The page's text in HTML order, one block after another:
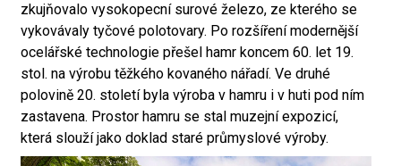
zkujňovalo vysokopecní surové železo, ze kterého se
vykovávaly tyčové polotovary. Po rozšíření modernější
ocelářské technologie přešel hamr koncem 60. let 19.
stol. na výrobu těžkého kovaného nářadí. Ve druhé
polovině 20. století byla výroba v hamru i v huti pod ním
zastavena. Prostor hamru se stal muzejní expozicí,
která slouží jako doklad staré průmyslové výroby.